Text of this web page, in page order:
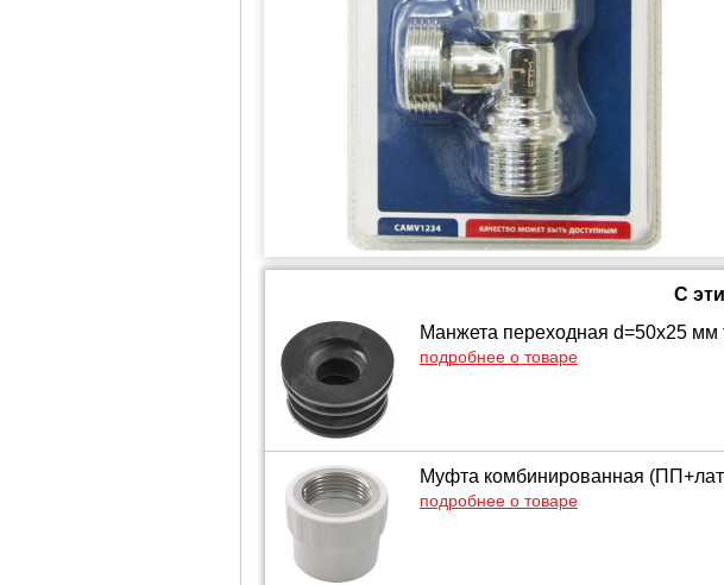
С
Манжета переходная d=50х25 мм
подробнее о товаре
Муфта комбинированная
подробнее о товаре